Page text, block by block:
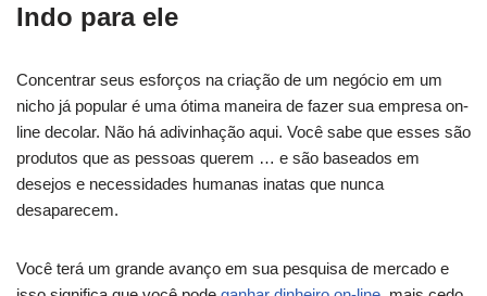
Indo para ele
Concentrar seus esforços na criação de um negócio em um
nicho já popular é uma ótima maneira de fazer sua empresa on-
line decolar. Não há adivinhação aqui. Você sabe que esses são
produtos que as pessoas querem … e são baseados em
desejos e necessidades humanas inatas que nunca
desaparecem.
Você terá um grande avanço em sua pesquisa de mercado e